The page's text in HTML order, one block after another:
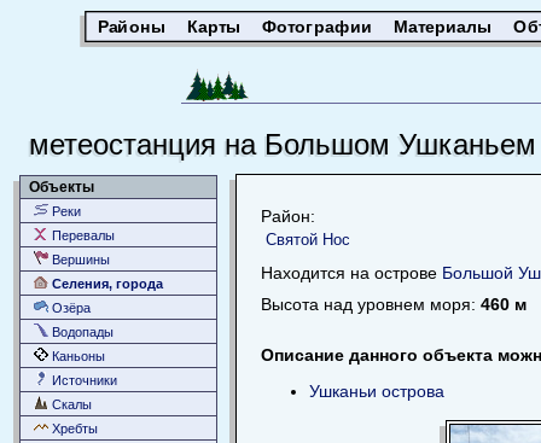
Районы Карты Фотографии Материалы
метеостанция на Большом Ушканьем
Объекты
Реки
Перевалы
Вершины
Селения, города
Озёра
Водопады
Каньоны
Источники
Скалы
Хребты
Район:
Святой Нос
Находится на острове Большой
Высота над уровнем моря: 460 м
Описание данного объекта
Ушканьи острова